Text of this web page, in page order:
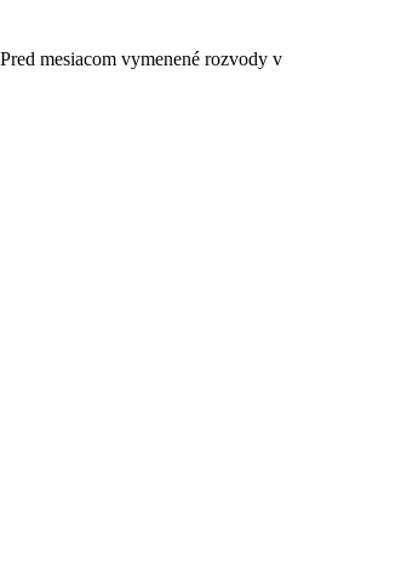
mesiacom vymenené rozvody v